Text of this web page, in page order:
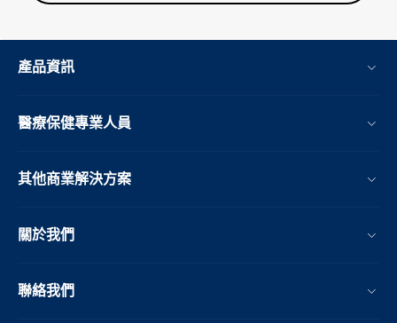
產品資訊
醫療保健專業人員
其他商業解決方案
關於我們
聯絡我們